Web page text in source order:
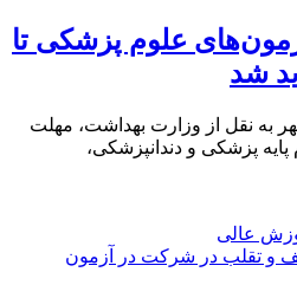
علوم پزشکی تا
به نقل از وزارت بهداشت، مهلت
پزشکی و دندانپزشکی،
عالی